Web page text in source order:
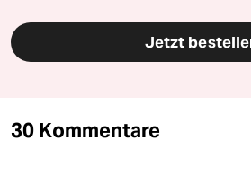
Jetzt
30 Kommentare